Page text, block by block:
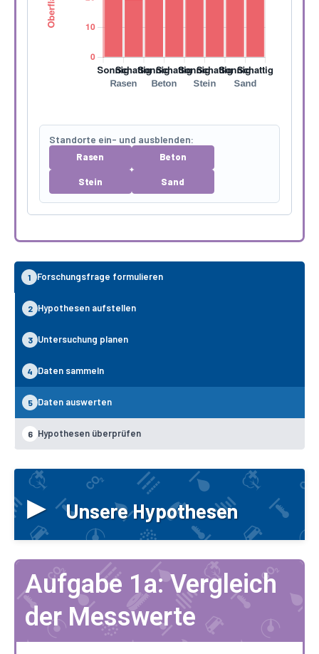
Standorte ein- und ausblenden:
Rasen Beton
Stein Sand
1 Forschungsfrage formulieren
2 Hypothesen aufstellen
3 Untersuchung planen
4 Daten sammeln
5 Daten auswerten
6 Hypothesen überprüfen
▸ Unsere Hypothesen
Aufgabe 1a: Vergleich
der Messwerte